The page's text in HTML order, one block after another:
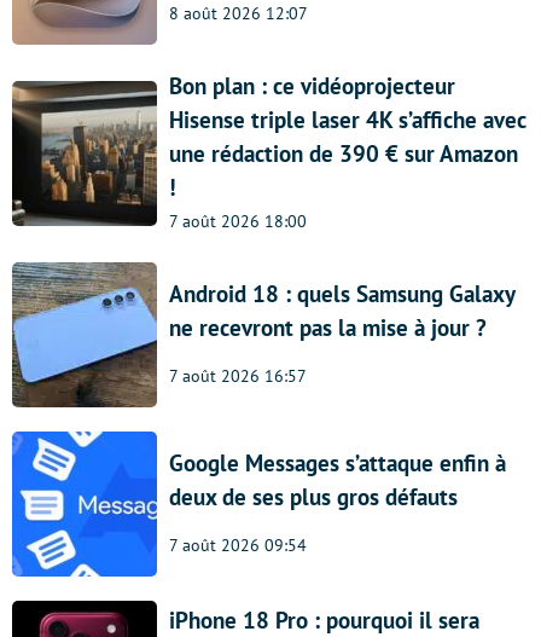
8 août 2026 12:07
Bon plan : ce vidéoprojecteur
Hisense triple laser 4K s’affiche avec
une rédaction de 390 € sur Amazon
!
7 août 2026 18:00
Android 18 : quels Samsung Galaxy
ne recevront pas la mise à jour ?
7 août 2026 16:57
Google Messages s’attaque enfin à
deux de ses plus gros défauts
7 août 2026 09:54
iPhone 18 Pro : pourquoi il sera